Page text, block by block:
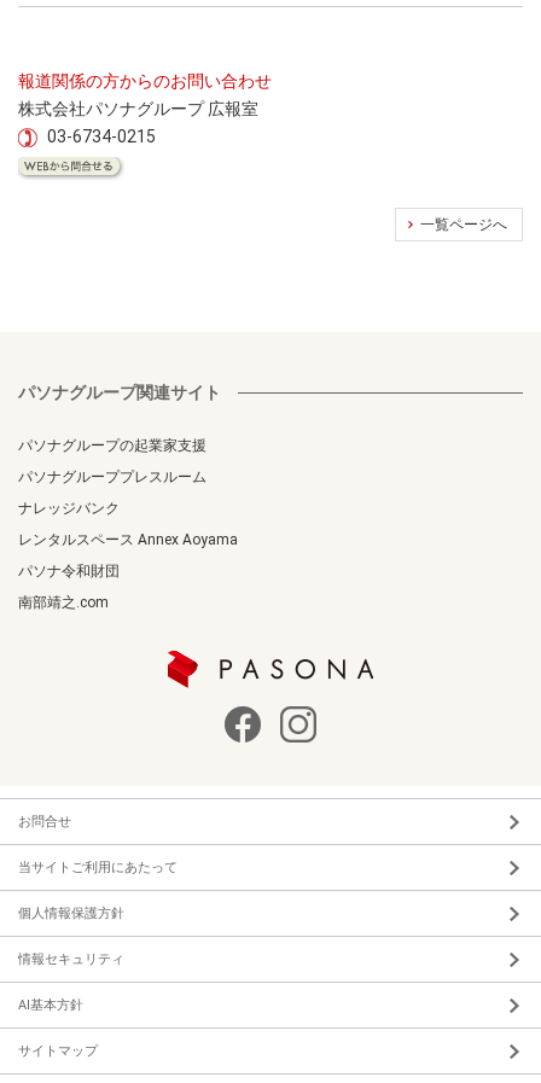
報道関係の方からのお問い合わせ
株式会社パソナグループ 広報室
03-6734-0215
一覧ページへ
パソナグループ関連サイト
パソナグループの起業家支援
パソナグループプレスルーム
ナレッジバンク
レンタルスペース Annex Aoyama
パソナ令和財団
南部靖之.com
お問合せ
当サイトご利用にあたって
個人情報保護方針
情報セキュリティ
AI基本方針
サイトマップ